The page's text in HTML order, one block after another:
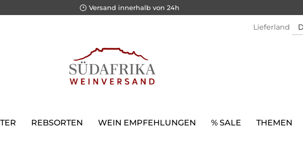
Versand innerhalb von 24h
Lieferland
REBSORTEN WEIN EMPFEHLUNGEN % SALE THEMEN